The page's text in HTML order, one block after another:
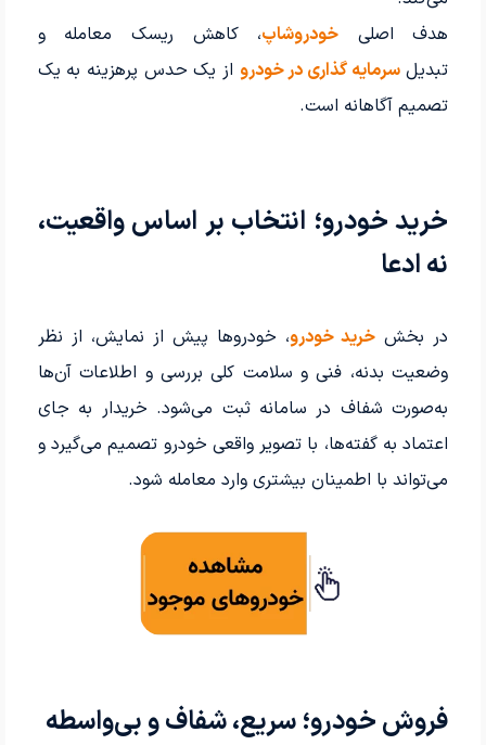
هدف اصلی خودروشاپ، کاهش ریسک معامله و
تبدیلسرمایه گذاری در خودرو از یک حدس پرهزینه به یک
تصمیم آگاهانه است.
خرید خودرو؛ انتخاب بر اساس واقعیت،
نه ادعا
در بخش خرید خودرو، خودروها پیش از نمایش، از نظر
وضعیت بدنه، فنی و سلامت کلی بررسی و اطلاعات آن‌ها
به‌صورت شفاف در سامانه ثبت می‌شود. خریدار به جای
اعتماد به گفته‌ها، با تصویر واقعی خودرو تصمیم می‌گیرد و
می‌تواند با اطمینان بیشتری وارد معامله شود.
فروش خودرو؛ سریع، شفاف و بی‌واسطه